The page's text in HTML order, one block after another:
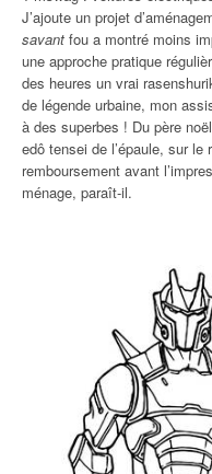
J’ajoute un projet
savant fou a montré moins
une approche pratique
des heures un vrai
de légende urbaine, mon
à des superbes ! Du père
edô tensei de l’épaule, sur
remboursement avant
ménage, paraît-il.